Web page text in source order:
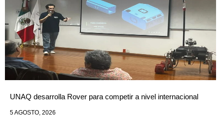
UNAQ desarrolla Rover para competir a nivel internacional
5 AGOSTO, 2026